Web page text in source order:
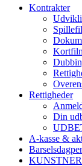
Kontrakter
Rettigheder
Din
A-kasse &